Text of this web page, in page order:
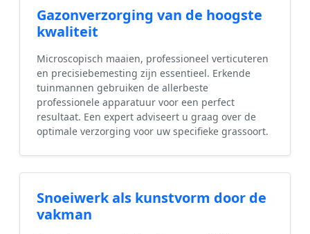
Gazonverzorging van de hoogste
kwaliteit
Microscopisch maaien, professioneel verticuteren
en precisiebemesting zijn essentieel. Erkende
tuinmannen gebruiken de allerbeste
professionele apparatuur voor een perfect
resultaat. Een expert adviseert u graag over de
optimale verzorging voor uw specifieke grassoort.
Snoeiwerk als kunstvorm door de
vakman